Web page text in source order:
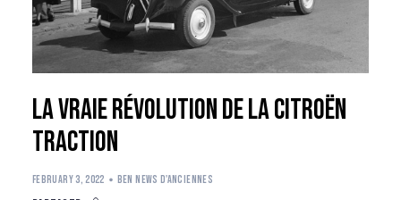
LA vraie révolution de la Citroën
Traction
FEBRUARY 3, 2022 Ben News d'Anciennes